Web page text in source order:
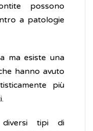
possono
a patologie
ma esiste una
hanno avuto
più
diversi tipi di